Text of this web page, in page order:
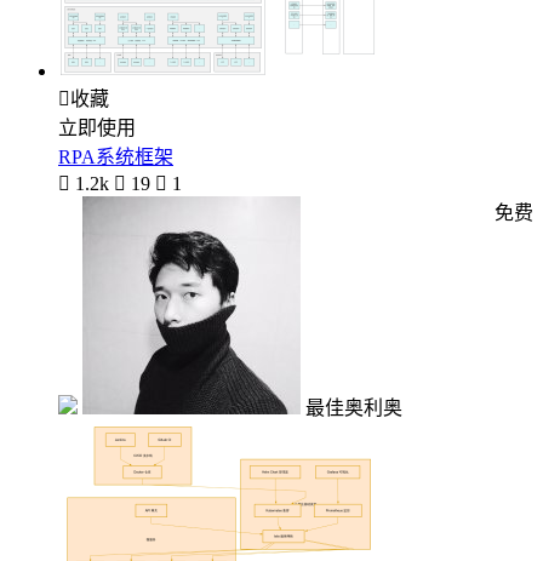
收藏
立即使用
RPA系统框架
 1.2k  19  1
最佳奥利奥
免费